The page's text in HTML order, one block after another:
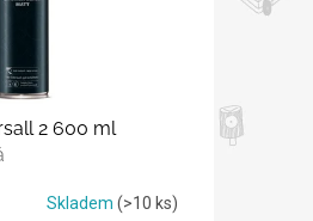
2 600 ml
Skladem (>10 ks)